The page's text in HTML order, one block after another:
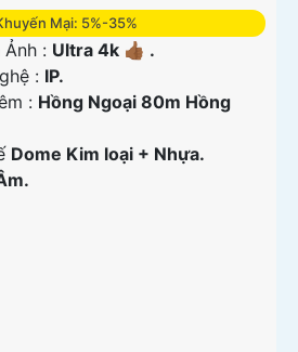
Mại: 5%-35%
: Ultra 4k 👍🏾 .
: IP.
: Hồng Ngoại 80m Hồng
Dome Kim loại + Nhựa.